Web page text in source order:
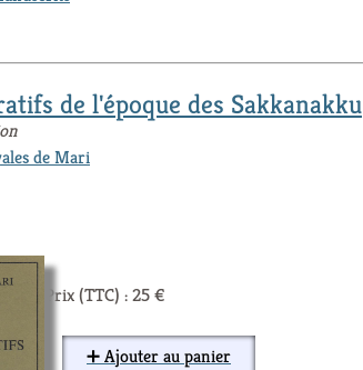
de l'époque des Sakkanakku
de Mari
Prix (TTC) : 25 €
➕ Ajouter au panier